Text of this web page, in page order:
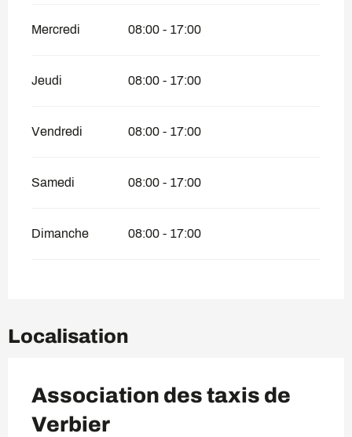
Mercredi 08:00 - 17:00
Jeudi 08:00 - 17:00
Vendredi 08:00 - 17:00
Samedi 08:00 - 17:00
Dimanche 08:00 - 17:00
Localisation
Association des taxis de
Verbier